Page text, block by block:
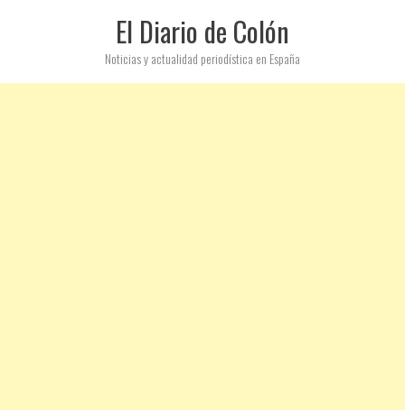
El Diario de Colón
Noticias y actualidad periodística en España